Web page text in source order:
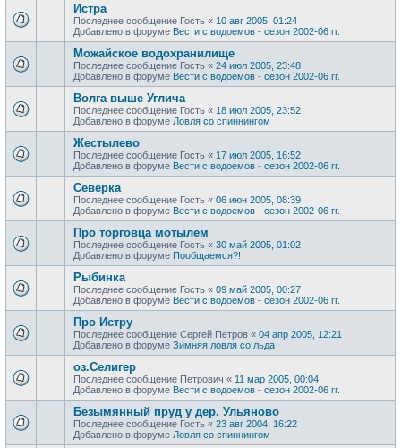
Истра
Последнее сообщение Гость « 10 авг 2005, 01:24
Добавлено в форуме Вести с водоемов - сезон 2002-06 гг.
Можайское водохранилище
Последнее сообщение Гость « 24 июл 2005, 23:48
Добавлено в форуме Вести с водоемов - сезон 2002-06 гг.
Волга выше Углича
Последнее сообщение Гость « 18 июл 2005, 23:52
Добавлено в форуме Ловля со спиннингом
Жестылево
Последнее сообщение Гость « 17 июл 2005, 16:52
Добавлено в форуме Вести с водоемов - сезон 2002-06 гг.
Cеверка
Последнее сообщение Гость « 06 июн 2005, 08:39
Добавлено в форуме Вести с водоемов - сезон 2002-06 гг.
Про торговца мотылем
Последнее сообщение Гость « 30 май 2005, 01:02
Добавлено в форуме Пообщаемся?!
Рыбинка
Последнее сообщение Гость « 09 май 2005, 00:27
Добавлено в форуме Вести с водоемов - сезон 2002-06 гг.
Про Истру
Последнее сообщение Сергей Петров « 04 апр 2005, 12:21
Добавлено в форуме Зимняя ловля со льда
оз.Селигер
Последнее сообщение Петрович « 11 мар 2005, 00:04
Добавлено в форуме Вести с водоемов - сезон 2002-06 гг.
Безымянный пруд у дер. Ульяново
Последнее сообщение Гость « 23 авг 2004, 16:22
Добавлено в форуме Ловля со спиннингом